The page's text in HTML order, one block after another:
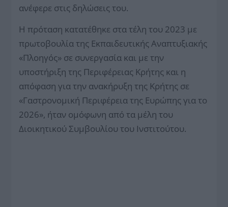
ανέφερε στις δηλώσεις του.
Η πρόταση κατατέθηκε στα τέλη του 2023 με
πρωτοβουλία της Εκπαιδευτικής Αναπτυξιακής
«Πλοηγός» σε συνεργασία και με την
υποστήριξη της Περιφέρειας Κρήτης και η
απόφαση για την ανακήρυξη της Κρήτης σε
«Γαστρονομική Περιφέρεια της Ευρώπης για το
2026», ήταν ομόφωνη από τα μέλη του
Διοικητικού Συμβουλίου του Ινστιτούτου.